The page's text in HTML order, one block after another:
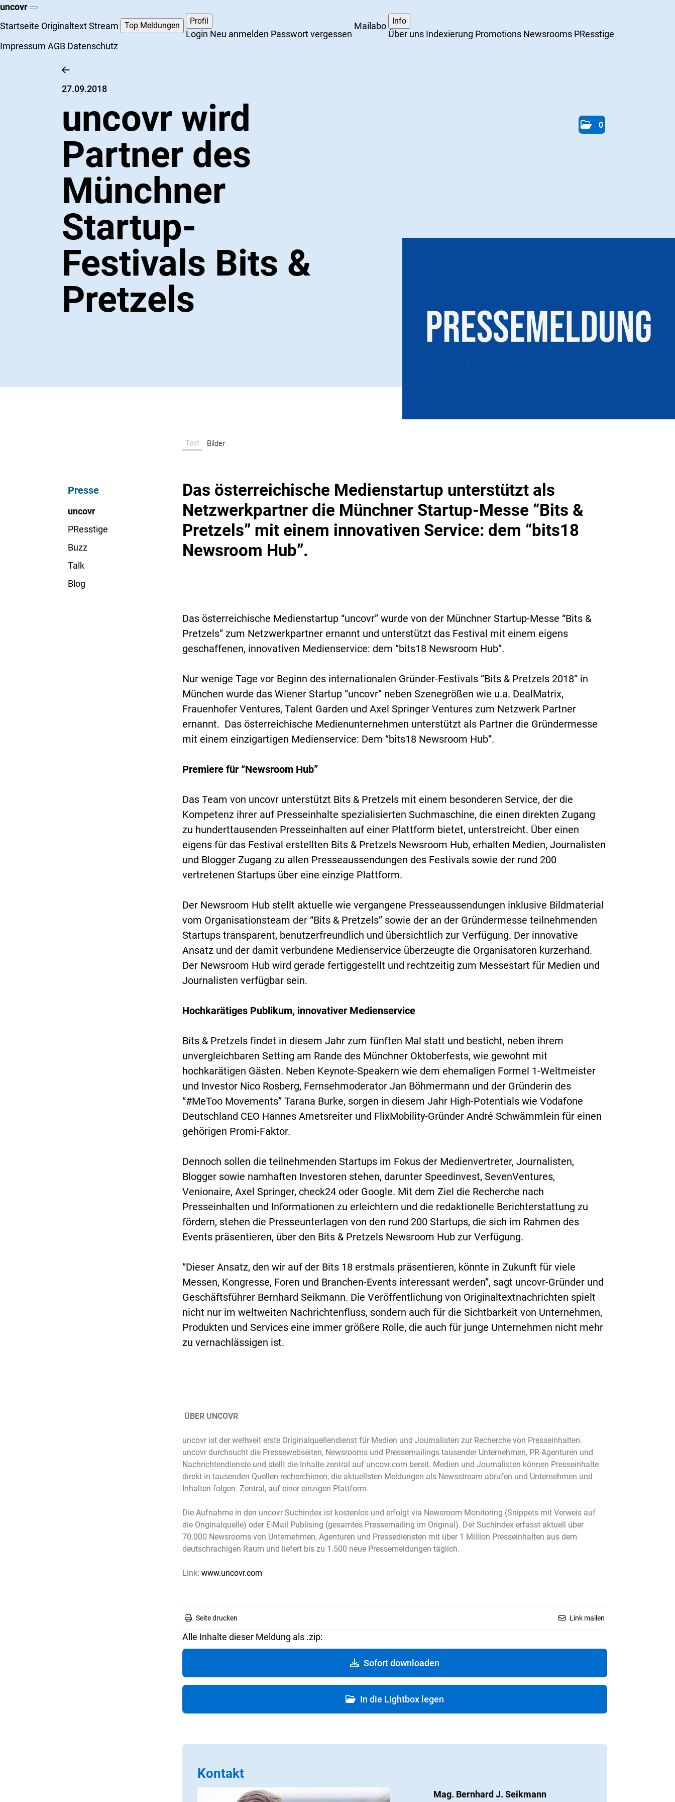
uncovr
Startseite Originaltext Stream Top Meldungen Profil
Login Neu anmelden Passwort vergessen
Mailabo Info
Über uns Indexierung Promotions Newsrooms PResstige
Impressum AGB Datenschutz
0
Presse
uncovr
PResstige
Buzz
Talk
Blog
27.09.2018
uncovr wird
Partner des
Münchner
Startup-
Festivals Bits &
Pretzels
Text Bilder
Das österreichische Medienstartup unterstützt als
Netzwerkpartner die Münchner Startup-Messe “Bits &
Pretzels” mit einem innovativen Service: dem “bits18
Newsroom Hub”.
Das österreichische Medienstartup “uncovr” wurde von der Münchner Startup-Messe “Bits &
Pretzels” zum Netzwerkpartner ernannt und unterstützt das Festival mit einem eigens
geschaffenen, innovativen Medienservice: dem “bits18 Newsroom Hub”.
Nur wenige Tage vor Beginn des internationalen Gründer-Festivals “Bits & Pretzels 2018” in
München wurde das Wiener Startup “uncovr” neben Szenegrößen wie u.a. DealMatrix,
Frauenhofer Ventures, Talent Garden und Axel Springer Ventures zum Netzwerk Partner
ernannt. Das österreichische Medienunternehmen unterstützt als Partner die Gründermesse
mit einem einzigartigen Medienservice: Dem “bits18 Newsroom Hub”.
Premiere für “Newsroom Hub”
Das Team von uncovr unterstützt Bits & Pretzels mit einem besonderen Service, der die
Kompetenz ihrer auf Presseinhalte spezialisierten Suchmaschine, die einen direkten Zugang
zu hunderttausenden Presseinhalten auf einer Plattform bietet, unterstreicht. Über einen
eigens für das Festival erstellten Bits & Pretzels Newsroom Hub, erhalten Medien, Journalisten
und Blogger Zugang zu allen Presseaussendungen des Festivals sowie der rund 200
vertretenen Startups über eine einzige Plattform.
Der Newsroom Hub stellt aktuelle wie vergangene Presseaussendungen inklusive Bildmaterial
vom Organisationsteam der “Bits & Pretzels” sowie der an der Gründermesse teilnehmenden
Startups transparent, benutzerfreundlich und übersichtlich zur Verfügung. Der innovative
Ansatz und der damit verbundene Medienservice überzeugte die Organisatoren kurzerhand.
Der Newsroom Hub wird gerade fertiggestellt und rechtzeitig zum Messestart für Medien und
Journalisten verfügbar sein.
Hochkarätiges Publikum, innovativer Medienservice
Bits & Pretzels findet in diesem Jahr zum fünften Mal statt und besticht, neben ihrem
unvergleichbaren Setting am Rande des Münchner Oktoberfests, wie gewohnt mit
hochkarätigen Gästen. Neben Keynote-Speakern wie dem ehemaligen Formel 1-Weltmeister
und Investor Nico Rosberg, Fernsehmoderator Jan Böhmermann und der Gründerin des
“#MeToo Movements” Tarana Burke, sorgen in diesem Jahr High-Potentials wie Vodafone
Deutschland CEO Hannes Ametsreiter und FlixMobility-Gründer André Schwämmlein für einen
gehörigen Promi-Faktor.
Dennoch sollen die teilnehmenden Startups im Fokus der Medienvertreter, Journalisten,
Blogger sowie namhaften Investoren stehen, darunter Speedinvest, SevenVentures,
Venionaire, Axel Springer, check24 oder Google. Mit dem Ziel die Recherche nach
Presseinhalten und Informationen zu erleichtern und die redaktionelle Berichterstattung zu
fördern, stehen die Presseunterlagen von den rund 200 Startups, die sich im Rahmen des
Events präsentieren, über den Bits & Pretzels Newsroom Hub zur Verfügung.
“Dieser Ansatz, den wir auf der Bits 18 erstmals präsentieren, könnte in Zukunft für viele
Messen, Kongresse, Foren und Branchen-Events interessant werden”, sagt uncovr-Gründer und
Geschäftsführer Bernhard Seikmann. Die Veröffentlichung von Originaltextnachrichten spielt
nicht nur im weltweiten Nachrichtenfluss, sondern auch für die Sichtbarkeit von Unternehmen,
Produkten und Services eine immer größere Rolle, die auch für junge Unternehmen nicht mehr
zu vernachlässigen ist.
ÜBER UNCOVR
uncovr ist der weltweit erste Originalquellendienst für Medien und Journalisten zur Recherche von Presseinhalten.
uncovr durchsucht die Pressewebseiten, Newsrooms und Pressemailings tausender Unternehmen, PR-Agenturen und
Nachrichtendienste und stellt die Inhalte zentral auf uncovr.com bereit. Medien und Journalisten können Presseinhalte
direkt in tausenden Quellen recherchieren, die aktuellsten Meldungen als Newsstream abrufen und Unternehmen und
Inhalten folgen. Zentral, auf einer einzigen Plattform.
Die Aufnahme in den uncovr Suchindex ist kostenlos und erfolgt via Newsroom Monitoring (Snippets mit Verweis auf
die Originalquelle) oder E-Mail Publising (gesamtes Pressemailing im Original). Der Suchindex erfasst aktuell über
70.000 Newsrooms von Unternehmen, Agenturen und Pressediensten mit über 1 Million Presseinhalten aus dem
deutschrachigen Raum und liefert bis zu 1.500 neue Pressemeldungen täglich.
Link:www.uncovr.com
Seite drucken Link mailen
Alle Inhalte dieser Meldung als .zip:
Sofort downloaden
In die Lightbox legen
Kontakt
Mag. Bernhard J. Seikmann